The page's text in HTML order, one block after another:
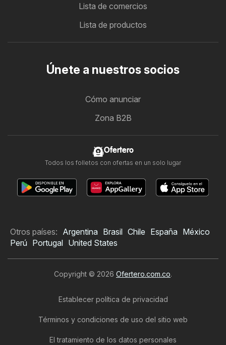
Lista de comercios
Lista de productos
Únete a nuestros socios
Cómo anunciar
Zona B2B
Ofertero
Todos los folletos con ofertas en un solo lugar
Otros países: Argentina Brasil Chile España México
Perú Portugal United States
Copyright © 2026 Ofertero.com.co.
Establecer política de privacidad
Términos y condiciones de uso del sitio web
El tratamiento de los datos personales